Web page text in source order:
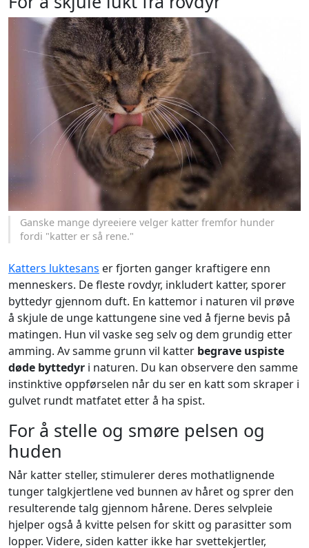
Ganske mange dyreeiere velger katter fremfor hunder
fordi "katter er så rene."
Katters luktesans er fjorten ganger kraftigere enn
menneskers. De fleste rovdyr, inkludert katter, sporer
byttedyr gjennom duft. En kattemor i naturen vil prøve
å skjule de unge kattungene sine ved å fjerne bevis på
matingen. Hun vil vaske seg selv og dem grundig etter
amming. Av samme grunn vil katter begrave uspiste
døde byttedyr i naturen. Du kan observere den samme
instinktive oppførselen når du ser en katt som skraper i
gulvet rundt matfatet etter å ha spist.
For å stelle og smøre pelsen og
huden
Når katter steller, stimulerer deres mothatlignende
tunger talgkjertlene ved bunnen av håret og sprer den
resulterende talg gjennom hårene. Deres selvpleie
hjelper også å kvitte pelsen for skitt og parasitter som
lopper. Videre, siden katter ikke har svettekjertler,